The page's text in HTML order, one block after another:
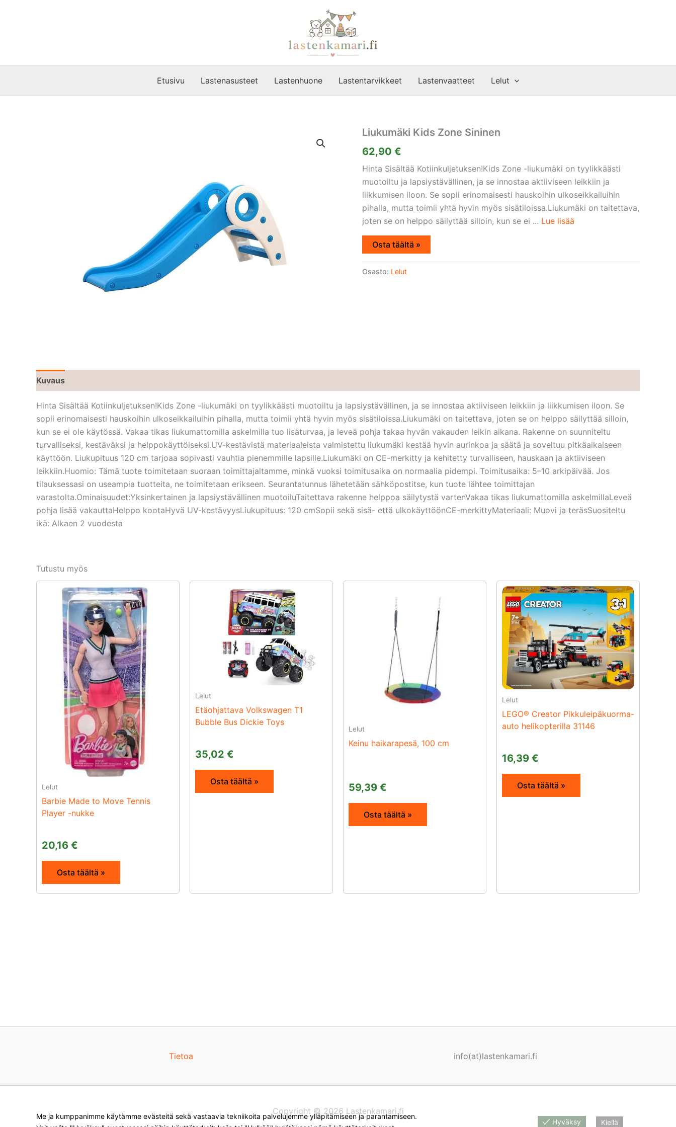
Etusivu Lastenasusteet Lastenhuone Lastentarvikkeet Lastenvaatteet Lelut
Liukumäki Kids Zone Sininen
62,90 €
Hinta Sisältää Kotiinkuljetuksen!Kids Zone -liukumäki on tyylikkäästi
muotoiltu ja lapsiystävällinen, ja se innostaa aktiiviseen leikkiin ja
liikkumisen iloon. Se sopii erinomaisesti hauskoihin ulkoseikkailuihin
pihalla, mutta toimii yhtä hyvin myös sisätiloissa.Liukumäki on taitettava,
joten se on helppo säilyttää silloin, kun se ei ... Lue lisää
Osta täältä »
Osasto: Lelut
Kuvaus
Hinta Sisältää Kotiinkuljetuksen!Kids Zone -liukumäki on tyylikkäästi muotoiltu ja lapsiystävällinen, ja se innostaa aktiiviseen leikkiin ja liikkumisen iloon. Se
sopii erinomaisesti hauskoihin ulkoseikkailuihin pihalla, mutta toimii yhtä hyvin myös sisätiloissa.Liukumäki on taitettava, joten se on helppo säilyttää silloin,
kun se ei ole käytössä. Vakaa tikas liukumattomilla askelmilla tuo lisäturvaa, ja leveä pohja takaa hyvän vakauden leikin aikana. Rakenne on suunniteltu
turvalliseksi, kestäväksi ja helppokäyttöiseksi.UV-kestävistä materiaaleista valmistettu liukumäki kestää hyvin aurinkoa ja säätä ja soveltuu pitkäaikaiseen
käyttöön. Liukupituus 120 cm tarjoaa sopivasti vauhtia pienemmille lapsille.Liukumäki on CE-merkitty ja kehitetty turvalliseen, hauskaan ja aktiiviseen
leikkiin.Huomio: Tämä tuote toimitetaan suoraan toimittajaltamme, minkä vuoksi toimitusaika on normaalia pidempi. Toimitusaika: 5–10 arkipäivää. Jos
tilauksessasi on useampia tuotteita, ne toimitetaan erikseen. Seurantatunnus lähetetään sähköpostitse, kun tuote lähtee toimittajan
varastolta.Ominaisuudet:Yksinkertainen ja lapsiystävällinen muotoiluTaitettava rakenne helppoa säilytystä vartenVakaa tikas liukumattomilla askelmillaLeveä
pohja lisää vakauttaHelppo kootaHyvä UV-kestävyysLiukupituus: 120 cmSopii sekä sisä- että ulkokäyttöönCE-merkittyMateriaali: Muovi ja teräsSuositeltu
ikä: Alkaen 2 vuodesta
Tutustu myös
Lelut
Barbie Made to Move Tennis
Player -nukke
20,16 €
Osta täältä »
Lelut
Etäohjattava Volkswagen T1
Bubble Bus Dickie Toys
35,02 €
Osta täältä »
Lelut
Keinu haikarapesä, 100 cm
59,39 €
Osta täältä »
Lelut
LEGO® Creator Pikkuleipäkuorma-
auto helikopterilla 31146
16,39 €
Osta täältä »
Tietoa info(at)lastenkamari.fi
Copyright © 2026 Lastenkamari.fi
Me ja kumppanimme käytämme evästeitä sekä vastaavia tekniikoita palvelujemme ylläpitämiseen ja parantamiseen.
Hyväksy Kiellä